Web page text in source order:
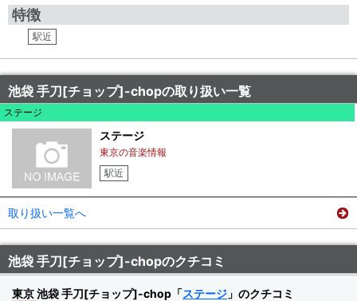
特徴
駅近
池袋 手刀[チョップ]-chopの取り扱い一覧
ステージ
ステージ
東京の音楽情報
駅近
取り扱い一覧へ
池袋 手刀[チョップ]-chopのクチコミ
東京 池袋 手刀[チョップ]-chop「ステージ 」のクチコミ